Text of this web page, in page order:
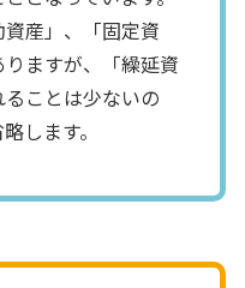
産」、「固定資
ますが、「繰延資
ことは少ないの
します。